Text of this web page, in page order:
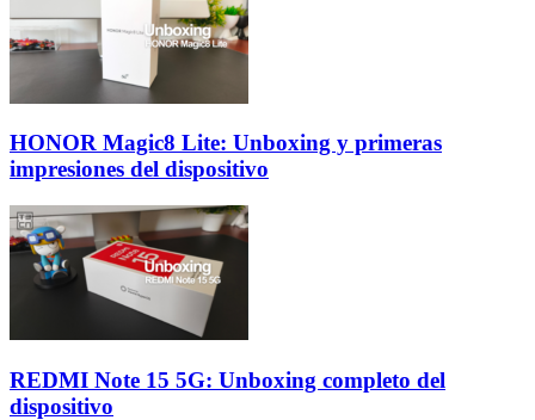
HONOR Magic8 Lite: Unboxing y primeras
impresiones del dispositivo
REDMI Note 15 5G: Unboxing completo del
dispositivo